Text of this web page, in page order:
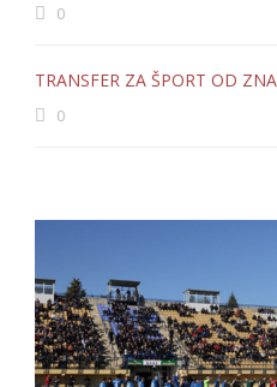
0
TRANSFER ZA ŠPORT OD
0